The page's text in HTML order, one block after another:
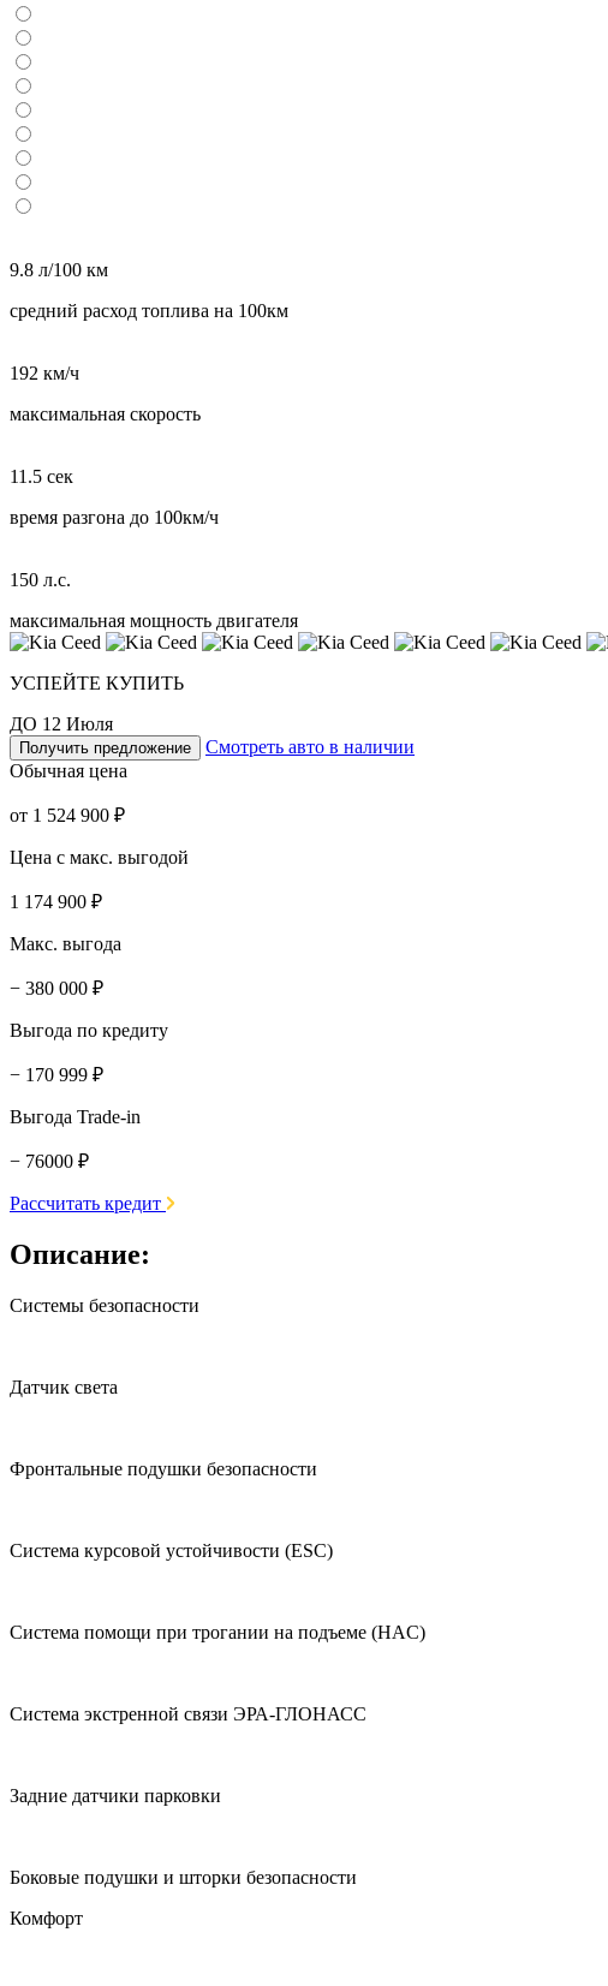
9.8 л/100 км
средний расход топлива на 100км
192 км/ч
максимальная скорость
11.5 сек
время разгона до 100км/ч
150 л.с.
максимальная мощность двигателя
УСПЕЙТЕ КУПИТЬ
ДО 12 Июля
Получить предложение
Смотреть авто в наличии
Обычная цена
от 1 524 900 ₽
Цена с макс. выгодой
1 174 900 ₽
Макс. выгода
− 380 000 ₽
Выгода по кредиту
− 170 999 ₽
Выгода Trade-in
− 76000 ₽
Рассчитать кредит
Описание:
Системы безопасности
Датчик света
Фронтальные подушки безопасности
Система курсовой устойчивости (ESC)
Система помощи при трогании на подъеме (HAC)
Система экстренной связи ЭРА-ГЛОНАСС
Задние датчики парковки
Боковые подушки и шторки безопасности
Комфорт